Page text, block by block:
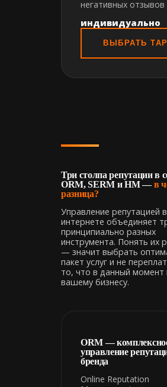
негативных отзывов
индивидуально
ВЫБРАТЬ
Три столпа репутации в
ORM, SERM и HM —в
разница?
Управление репутацией в
интернете объединяет
принципиально разных
инструмента. Понять их
— значит выбрать
пакет услуг и не
то, что в данный момент
вашему бизнесу.
ORM —
управление
бренда
Online Reputation